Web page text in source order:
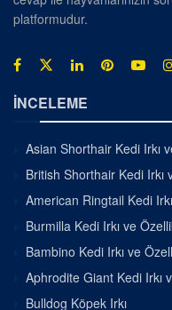
platformudur.
İNCELEME
Asian Shorthair Kedi Irkı
British Shorthair Kedi Irkı
American Ringtail Kedi
Burmilla Kedi Irkı ve
Bambino Kedi Irkı ve
Aphrodite Giant Kedi Irkı
Bulldog Köpek Irkı